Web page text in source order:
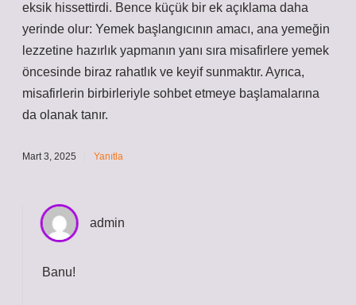
eksik hissettirdi. Bence küçük bir ek açıklama daha
yerinde olur: Yemek başlangıcının amacı, ana yemeğin
lezzetine hazırlık yapmanın yanı sıra misafirlere yemek
öncesinde biraz rahatlık ve keyif sunmaktır. Ayrıca,
misafirlerin birbirleriyle sohbet etmeye başlamalarına
da olanak tanır.
Mart 3, 2025 Yanıtla
admin
Banu!